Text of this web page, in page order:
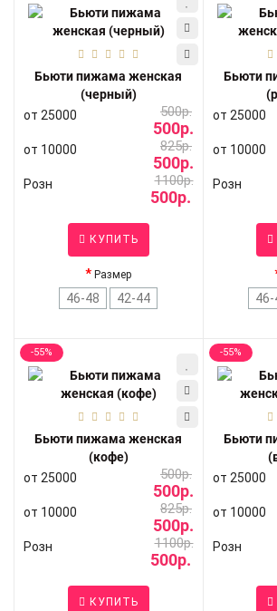
Бьюти пижама женская
(черный)
от 25000
500р.
500р.
от 10000 825р.
500р.
Розн 1100р.
500р.
КУПИТЬ
Размер
46-48 42-44
Бьюти
от 25000
от 10000
Розн
46-
-55%
Бьюти пижама женская
(кофе)
от 25000
500р.
500р.
от 10000 825р.
500р.
Розн 1100р.
500р.
КУПИТЬ
-55%
Бьюти
от 25000
от 10000
Розн